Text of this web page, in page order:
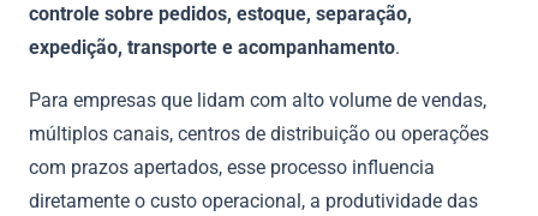
controle sobre pedidos, estoque, separação,
expedição, transporte e acompanhamento.
Para empresas que lidam com alto volume de vendas,
múltiplos canais, centros de distribuição ou operações
com prazos apertados, esse processo influencia
diretamente o custo operacional, a produtividade das